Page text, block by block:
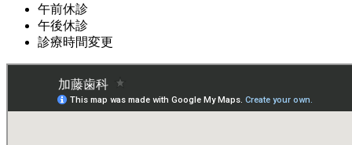
午前休診
午後休診
診療時間変更